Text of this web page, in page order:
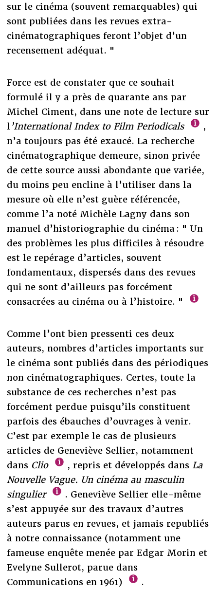
sur le cinéma (souvent remarquables) qui
sont publiées dans les revues extra-
cinématographiques feront l’objet d’un
recensement adéquat. "
Force est de constater que ce souhait
formulé il y a près de quarante ans par
Michel Ciment, dans une note de lecture sur
l ’International Index to Film Periodicals
,
n’a toujours pas été exaucé. La recherche
cinématographique demeure, sinon privée
de cette source aussi abondante que variée,
du moins peu encline à l’utiliser dans la
mesure où elle n’est guère référencée,
comme l’a noté Michèle Lagny dans son
manuel d’historiographie du cinéma : " Un
des problèmes les plus difficiles à résoudre
est le repérage d’articles, souvent
fondamentaux, dispersés dans des revues
qui ne sont d’ailleurs pas forcément
consacrées au cinéma ou à l’histoire. "
Comme l’ont bien pressenti ces deux
auteurs, nombres d’articles importants sur
le cinéma sont publiés dans des périodiques
non cinématographiques. Certes, toute la
substance de ces recherches n’est pas
forcément perdue puisqu’ils constituent
parfois des ébauches d’ouvrages à venir.
C’est par exemple le cas de plusieurs
articles de Geneviève Sellier, notamment
dans Clio , repris et développés dans La
Nouvelle Vague. Un cinéma au masculin
singulier
. Geneviève Sellier elle-même
s’est appuyée sur des travaux d’autres
auteurs parus en revues, et jamais republiés
à notre connaissance (notamment une
fameuse enquête menée par Edgar Morin et
Evelyne Sullerot, parue dans
Communications en 1961)
.